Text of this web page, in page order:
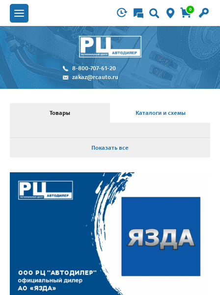
0
8-800-707-61-20
zakaz@rcauto.ru
Товары Каталоги и схемы
Показать все